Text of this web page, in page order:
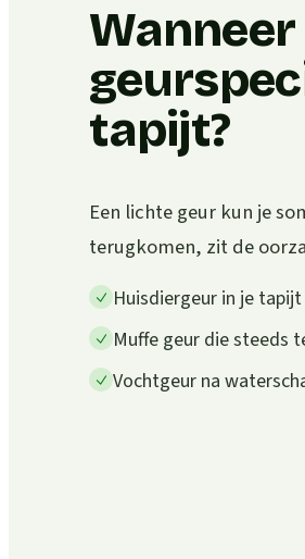
tapijt?
Een lichte geur kun je
terugkomen, zit de
Huisdiergeur in je
Muffe geur die steeds
Vochtgeur na